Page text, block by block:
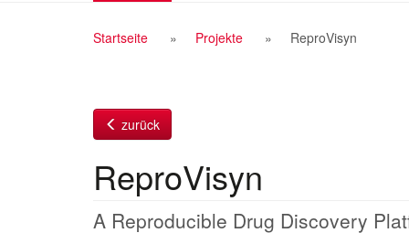
Breadcrumb
Startseite Projekte ReproVisyn
zurück
ReproVisyn
A Reproducible Drug Discovery